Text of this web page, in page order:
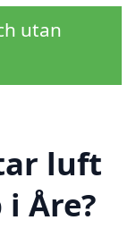
utan
luft
Åre?